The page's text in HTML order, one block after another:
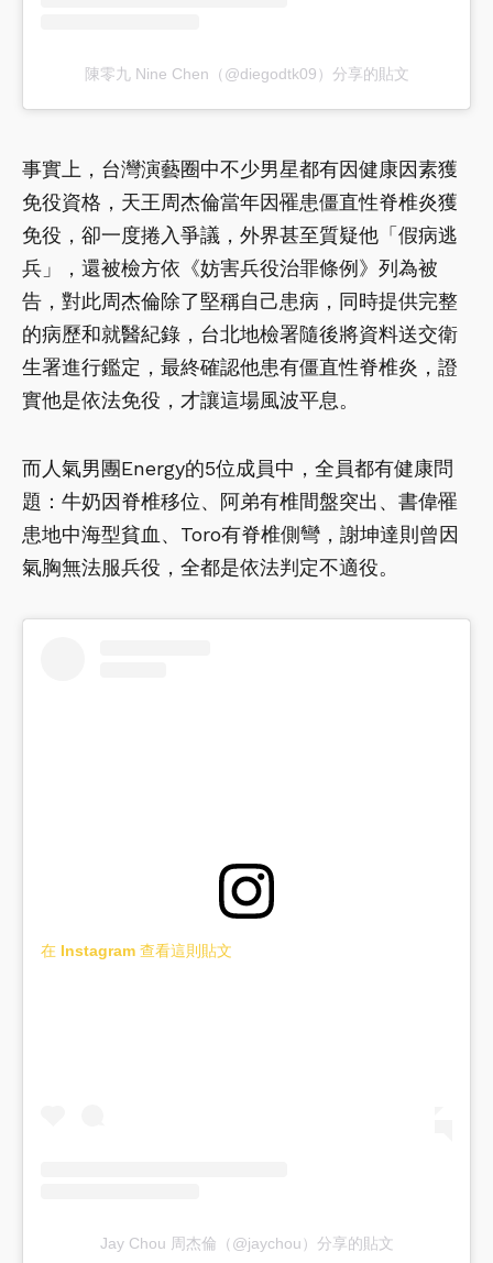
陳零九 Nine Chen（@diegodtk09）分享的貼文
事實上，台灣演藝圈中不少男星都有因健康因素獲
免役資格，天王周杰倫當年因罹患僵直性脊椎炎獲
免役，卻一度捲入爭議，外界甚至質疑他「假病逃
兵」，還被檢方依《妨害兵役治罪條例》列為被
告，對此周杰倫除了堅稱自己患病，同時提供完整
的病歷和就醫紀錄，台北地檢署隨後將資料送交衛
生署進行鑑定，最終確認他患有僵直性脊椎炎，證
實他是依法免役，才讓這場風波平息。
而人氣男團Energy的5位成員中，全員都有健康問
題：牛奶因脊椎移位、阿弟有椎間盤突出、書偉罹
患地中海型貧血、Toro有脊椎側彎，謝坤達則曾因
氣胸無法服兵役，全都是依法判定不適役。
在 Instagram 查看這則貼文
Jay Chou 周杰倫（@jaychou）分享的貼文